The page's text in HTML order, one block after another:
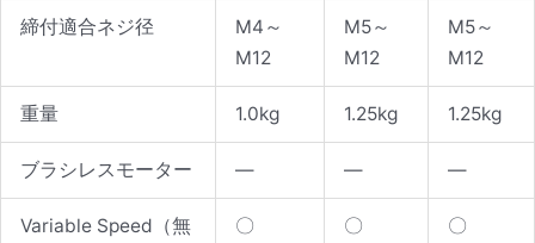
締付適合ネジ径
M4～
M12
M5～
M12
M5～
M12
重量 1.0kg 1.25kg 1.25kg
ブラシレスモーター — — —
Variable Speed （無
〇 〇 〇